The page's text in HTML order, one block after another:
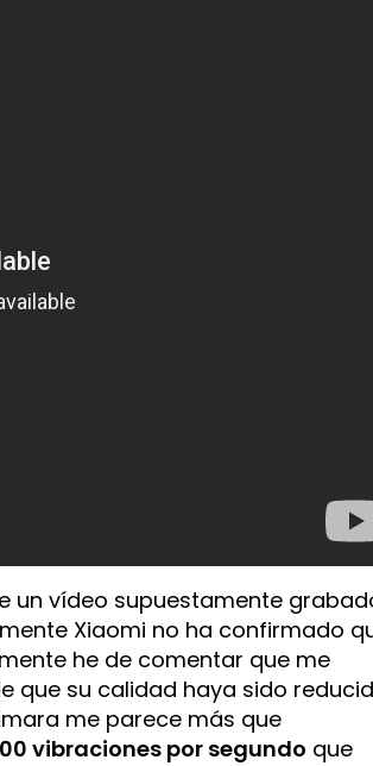
un vídeo supuestamente
Xiaomi no ha confirmado
he de comentar que me
que su calidad haya sido
me parece más que
vibraciones por segundo que